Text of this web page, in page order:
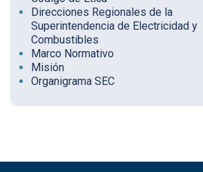
Direcciones Regionales de la
Superintendencia de Electricidad y
Combustibles
Marco Normativo
Misión
Organigrama SEC